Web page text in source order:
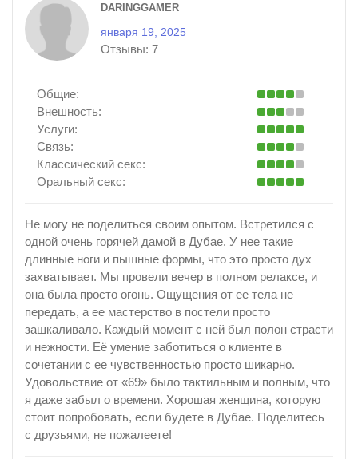
DARINGGAMER
января 19, 2025
Отзывы: 7
Общие:
Внешность:
Услуги:
Связь:
Классический секс:
Оральный секс:
Не могу не поделиться своим опытом. Встретился с
одной очень горячей дамой в Дубае. У нее такие
длинные ноги и пышные формы, что это просто дух
захватывает. Мы провели вечер в полном релаксе, и
она была просто огонь. Ощущения от ее тела не
передать, а ее мастерство в постели просто
зашкаливало. Каждый момент с ней был полон страсти
и нежности. Её умение заботиться о клиенте в
сочетании с ее чувственностью просто шикарно.
Удовольствие от «69» было тактильным и полным, что
я даже забыл о времени. Хорошая женщина, которую
стоит попробовать, если будете в Дубае. Поделитесь
с друзьями, не пожалеете!